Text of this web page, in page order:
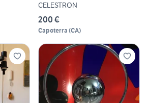
CELESTRON
200 €
Capoterra (CA)